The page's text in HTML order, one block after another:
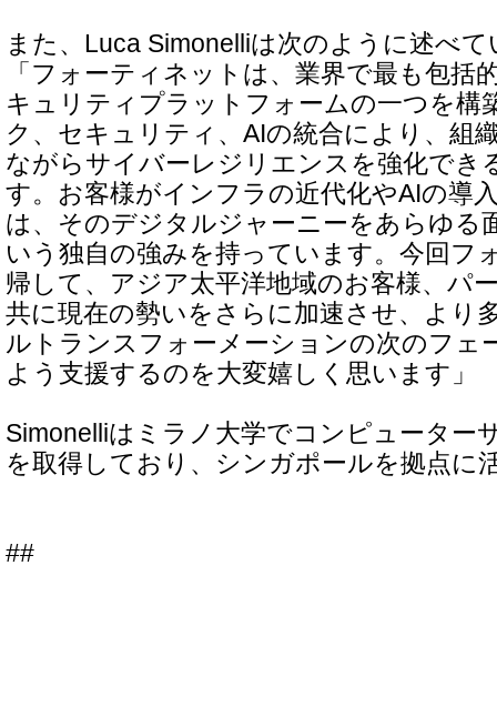
また、Luca Simonelliは次のように述べ
「フォーティネットは、業界で最も包括
キュリティプラットフォームの一つを構
ク、セキュリティ、AIの統合により、組
ながらサイバーレジリエンスを強化でき
す。お客様がインフラの近代化やAIの導
は、そのデジタルジャーニーをあらゆる
いう独自の強みを持っています。今回フ
帰して、アジア太平洋地域のお客様、パ
共に現在の勢いをさらに加速させ、より
ルトランスフォーメーションの次のフェ
よう支援するのを大変嬉しく思います」
Simonelliはミラノ大学でコンピューター
を取得しており、シンガポールを拠点に
##